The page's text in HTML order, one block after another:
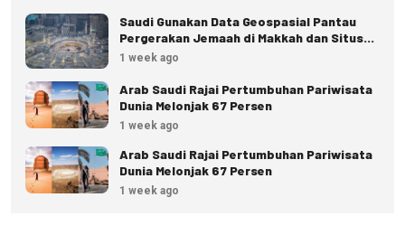
Saudi Gunakan Data Geospasial Pantau
Pergerakan Jemaah di Makkah dan Situs
Suci
1 week ago
Arab Saudi Rajai Pertumbuhan Pariwisata
Dunia Melonjak 67 Persen
1 week ago
Arab Saudi Rajai Pertumbuhan Pariwisata
Dunia Melonjak 67 Persen
1 week ago